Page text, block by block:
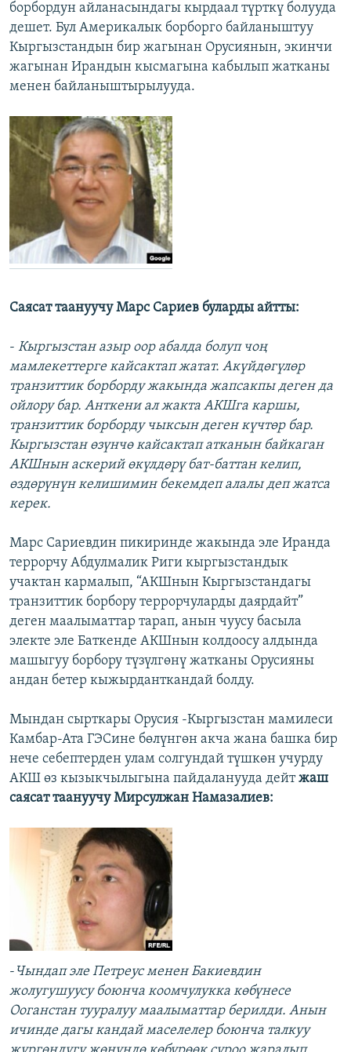
борбордун айланасындагы кырдаал түрткү болууда
дешет. Бул Америкалык борборго байланыштуу
Кыргызстандын бир жагынан Орусиянын, экинчи
жагынан Ирандын кысмагына кабылып жатканы
менен байланыштырылууда.
Саясат таануучу Марс Сариев буларды айтты:
- Кыргызстан азыр оор абалда болуп чоң
мамлекеттерге кайсактап жатат. Акүйдөгүлөр
транзиттик борборду жакында жапсакпы деген да
ойлору бар. Анткени ал жакта АКШга каршы,
транзиттик борборду чыксын деген күчтөр бар.
Кыргызстан өзүнчө кайсактап атканын байкаган
АКШнын аскерий өкүлдөрү бат-баттан келип,
өздөрүнүн келишимин бекемдеп алалы деп жатса
керек.
Марс Сариевдин пикиринде жакында эле Иранда
террорчу Абдулмалик Риги кыргызстандык
учактан кармалып, “АКШнын Кыргызстандагы
транзиттик борбору террорчуларды даярдайт”
деген маалыматтар тарап, анын чуусу басыла
электе эле Баткенде АКШнын колдоосу алдында
машыгуу борбору түзүлгөнү жатканы Орусияны
андан бетер кыжырданткандай болду.
Мындан сырткары Орусия -Кыргызстан мамилеси
Камбар-Ата ГЭСине бөлүнгөн акча жана башка бир
нече себептерден улам солгундай түшкөн учурду
АКШ өз кызыкчылыгына пайдаланууда дейтжаш
саясат таануучу Мирсулжан Намазалиев:
- Чындап эле Петреус менен Бакиевдин
жолугушуусу боюнча коомчулукка көбүнесе
Ооганстан тууралуу маалыматтар берилди. Анын
ичинде дагы кандай маселелер боюнча талкуу